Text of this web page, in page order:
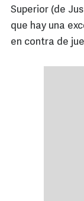
Superior (de
que hay una
en contra de